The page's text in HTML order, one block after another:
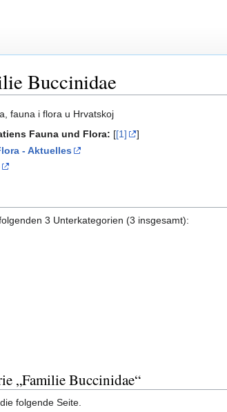
Buccinidae
fauna i flora u Hrvatskoj
Fauna und Flora: [[1]
]
- Aktuelles
3 Unterkategorien (3 insgesamt):
„Familie Buccinidae“
folgende Seite.